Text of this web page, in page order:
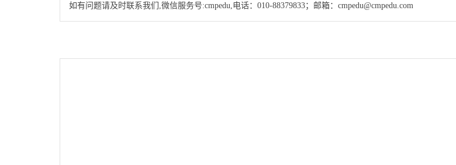
如有问题请及时联系我们,微信服务号:cmpedu,电话：010-88379833；邮箱：cmpedu@cmpedu.com